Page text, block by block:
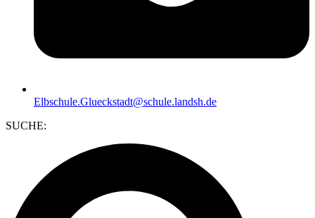
Elbschule.Glueckstadt@schule.landsh.de
SUCHE: